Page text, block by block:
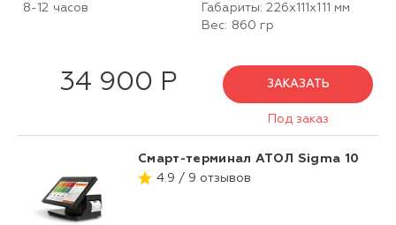
8-12 часов
Габариты: 226х111х111 мм
Вес: 860 гр
34 900 Р ЗАКАЗАТЬ
Под заказ
Смарт-терминал АТОЛ Sigma 10
4.9 / 9 отзывов